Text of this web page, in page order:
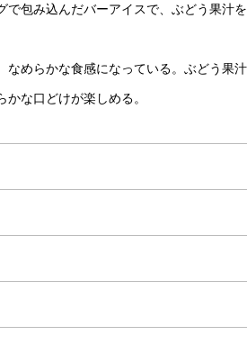
包み込んだバーアイスで、ぶどう果汁を
めらかな食感になっている。ぶどう果
な口どけが楽しめる。